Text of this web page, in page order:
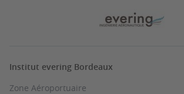
Institut evering Bordeaux
Zone Aéroportuaire